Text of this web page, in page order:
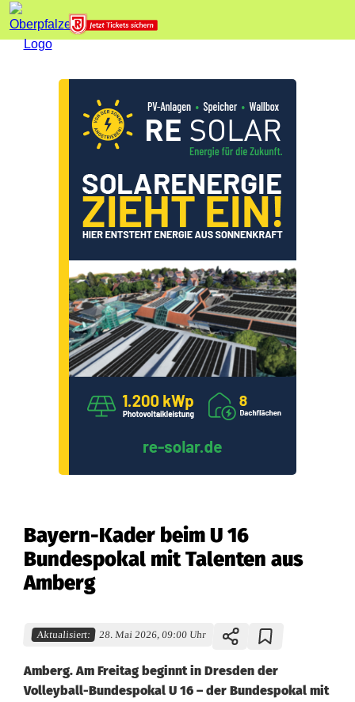
Bayern-Kader beim U 16
Bundespokal mit Talenten aus
Amberg
Aktualisiert: 28. Mai 2026, 09:00 Uhr
Amberg. Am Freitag beginnt in Dresden der
Volleyball-Bundespokal U 16 – der Bundespokal mit